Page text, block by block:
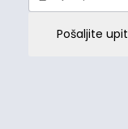
Pošaljite upit